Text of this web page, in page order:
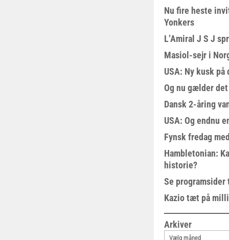
Nu fire heste
Yonkers
L’Amiral J S J
Masiol-sejr i
USA: Ny kusk på
Og nu gælder
Dansk 2-åring
USA: Og endnu
Fynsk fredag
Hambletonian:
historie?
Se
Kazio tæt på
Arkiver